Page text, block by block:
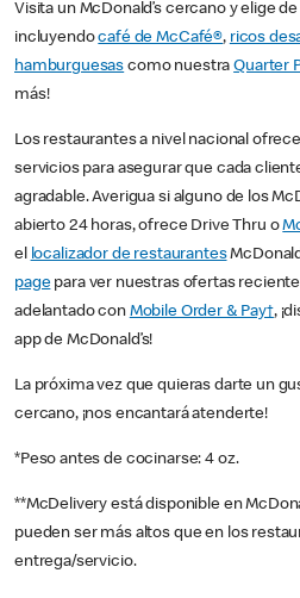
Visita un McDonald’s cercano y elige
incluyendocafé de McCafé®, ricos
hamburguesas como nuestraQuarter
más!
Los restaurantes a nivel nacional
servicios para asegurar que cada
agradable. Averigua si alguno de los
abierto 24 horas, ofrece Drive Thru o
el localizador de restaurantes
pagepara ver nuestras ofertas
adelantado con Mobile Order & Pay†,
app de McDonald’s!
La próxima vez que quieras darte un
cercano, ¡nos encantará atenderte!
*Peso antes de cocinarse: 4 oz.
**McDelivery está disponible en
pueden ser más altos que en los
entrega/servicio.